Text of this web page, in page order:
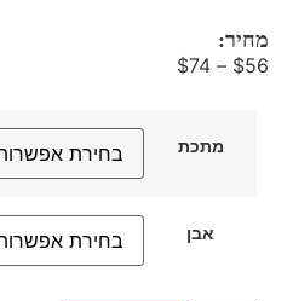
מחיר:
$56
–
$74
מתכת
אבן